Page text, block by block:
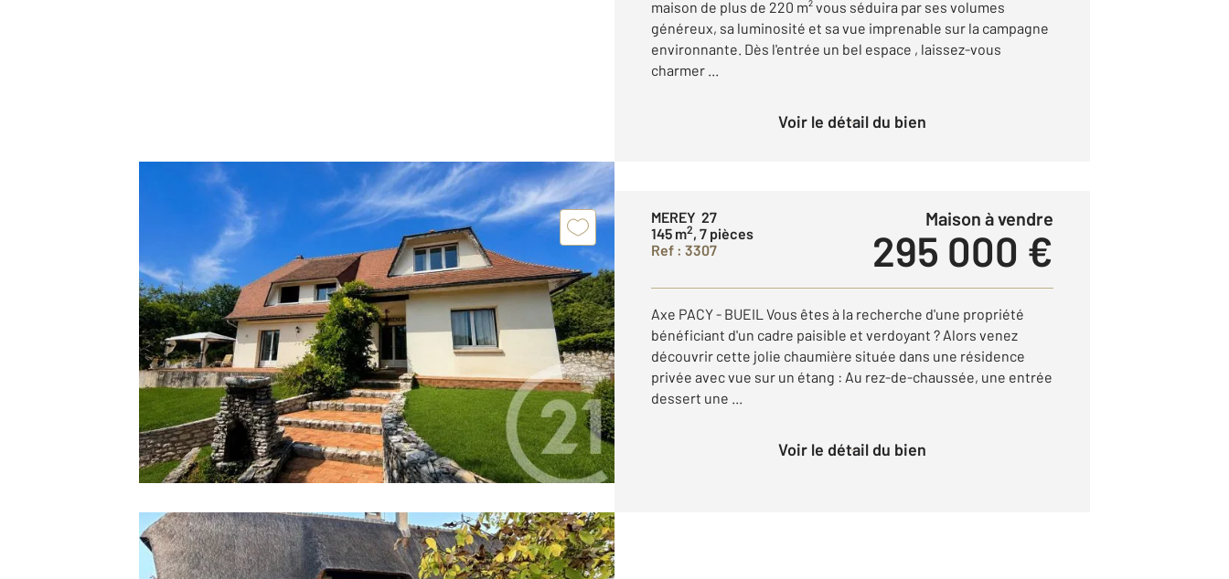
maison de plus de 220 m² vous séduira par ses volumes
généreux, sa luminosité et sa vue imprenable sur la campagne
environnante. Dès l'entrée un bel espace , laissez-vous
charmer ...
Voir le détail du bien
MEREY 27
145 m2, 7 pièces
Ref : 3307
Maison à vendre
295 000 €
Axe PACY - BUEIL Vous êtes à la recherche d'une propriété
bénéficiant d'un cadre paisible et verdoyant ? Alors venez
découvrir cette jolie chaumière située dans une résidence
privée avec vue sur un étang : Au rez-de-chaussée, une entrée
dessert une ...
Voir le détail du bien